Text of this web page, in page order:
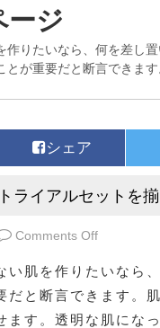
ージ
作りたいなら、何を差し
とが重要だと断言できま
ライアルセットを
Comments Offon 様々な
い肌を作りたいなら
だと断言できます。
ます。透明な肌にな